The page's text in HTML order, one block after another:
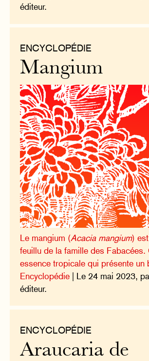
éditeur.
ENCYCLOPÉDIE
Mangium
Le mangium (Acacia mangium)
feuillu de la famille des Fabacées.
essence tropicale qui présente un
Encyclopédie | Le 24 mai 2023,
éditeur.
ENCYCLOPÉDIE
Araucaria de